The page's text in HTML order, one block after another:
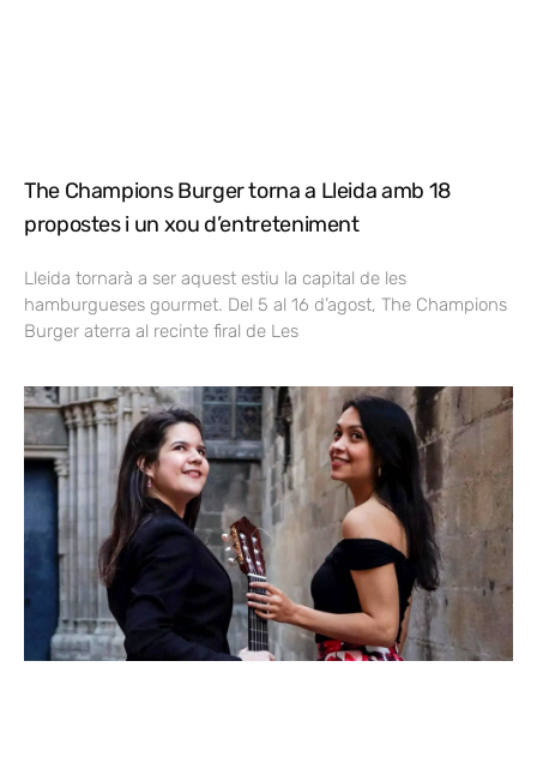
The Champions Burger torna a Lleida amb 18
propostes i un xou d’entreteniment
Lleida tornarà a ser aquest estiu la capital de les
hamburgueses gourmet. Del 5 al 16 d’agost, The Champions
Burger aterra al recinte firal de Les